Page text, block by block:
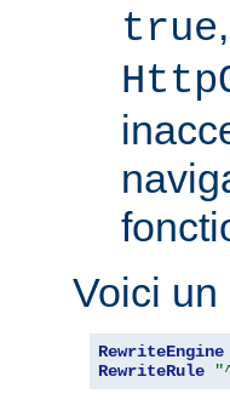
true
Voici un
RewriteEngine
RewriteRule